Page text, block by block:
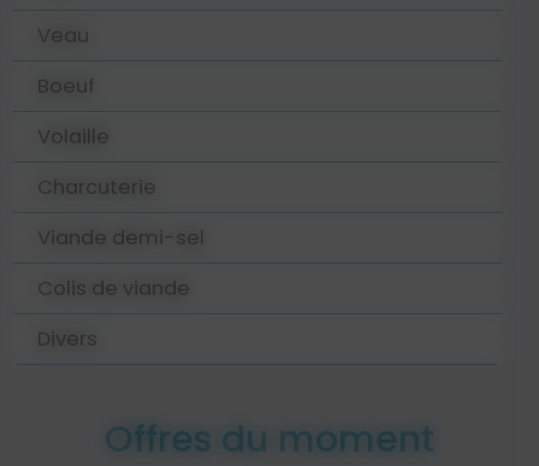
Veau
Boeuf
Volaille
Charcuterie
Viande demi-sel
Colis de viande
Divers
Offres du moment